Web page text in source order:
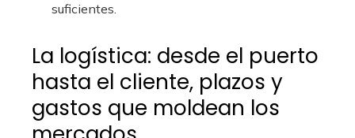
suficientes.
La logística: desde el puerto
hasta el cliente, plazos y
gastos que moldean los